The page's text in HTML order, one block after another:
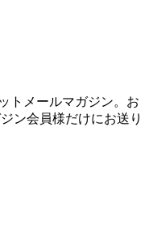
トメールマガジン。お
ン会員様だけにお送り